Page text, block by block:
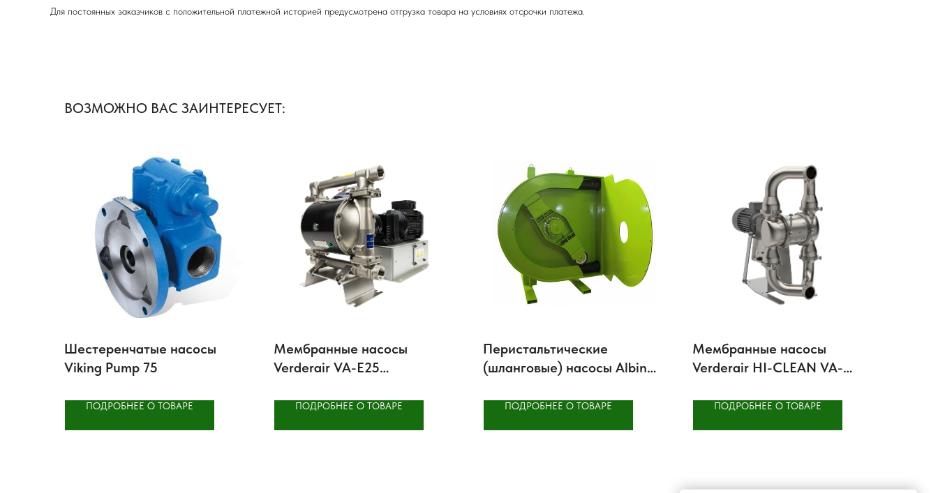
Для постоянных заказчиков с положительной платежной историей предусмотрена отгрузка товара на условиях отсрочки платежа.
ВОЗМОЖНО ВАС ЗАИНТЕРЕСУЕТ:
Шестеренчатые насосы
Viking Pump 75
ПОДРОБНЕЕ О ТОВАРЕ
Мембранные насосы
Verderair VA-E25
ПОДРОБНЕЕ О ТОВАРЕ
Перистальтические
(шланговые) насосы Albin
ПОДРОБНЕЕ О ТОВАРЕ
Мембранные насосы
Verderair HI-CLEAN VA-
ПОДРОБНЕЕ О ТОВАРЕ